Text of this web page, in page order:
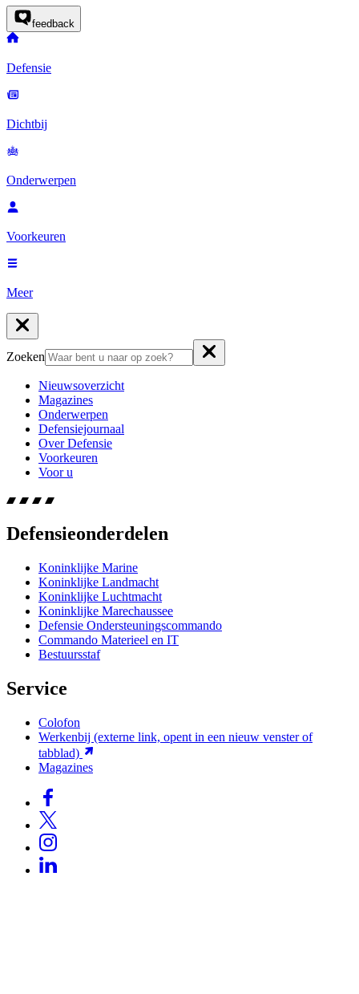
feedback
Defensie
Dichtbij
Onderwerpen
Voorkeuren
Meer
Zoeken
Nieuwsoverzicht
Magazines
Onderwerpen
Defensiejournaal
Over Defensie
Voorkeuren
Voor u
Defensieonderdelen
Koninklijke Marine
Koninklijke Landmacht
Koninklijke Luchtmacht
Koninklijke Marechaussee
Defensie Ondersteuningscommando
Commando Materieel en IT
Bestuursstaf
Service
Colofon
Werkenbij (externe link, opent in een nieuw venster of
tabblad)
Magazines